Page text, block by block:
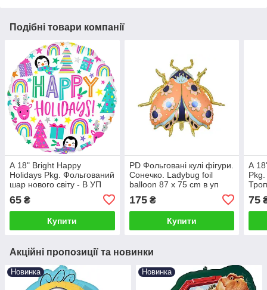
Подібні товари компанії
А 18" Bright Happy
Holidays Pkg. Фольгований
шар нового світу - В УП
65 ₴
Купити
PD Фольговані кулі фігури.
Сонечко. Ladybug foil
balloon 87 x 75 cm в уп
175₴
Купити
А
75
Акційні пропозиції та новинки
Новинка Новинка